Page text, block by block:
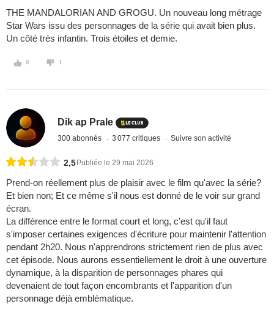
THE MANDALORIAN AND GROGU. Un nouveau long métrage
Star Wars issu des personnages de la série qui avait bien plus.
Un côté très infantin. Trois étoiles et demie.
0 1
Dik ap Prale
300 abonnés 3 077 critiques Suivre son activité
2,5 Publiée le 29 mai 2026
Prend-on réellement plus de plaisir avec le film qu'avec la série?
Et bien non; Et ce même s'il nous est donné de le voir sur grand
écran.
La différence entre le format court et long, c'est qu'il faut
s'imposer certaines exigences d'écriture pour maintenir l'attention
pendant 2h20. Nous n'apprendrons strictement rien de plus avec
cet épisode. Nous aurons essentiellement le droit à une ouverture
dynamique, à la disparition de personnages phares qui
devenaient de tout façon encombrants et l'apparition d'un
personnage déjà emblématique.